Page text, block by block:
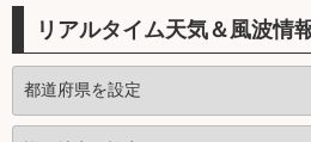
リアルタイム天気＆風波情